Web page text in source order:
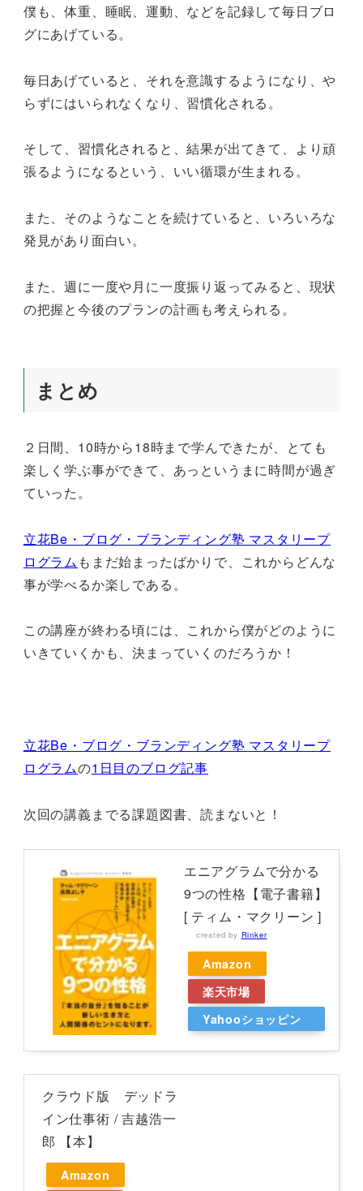
僕も、体重、睡眠、運動、などを記録して毎日ブロ
グにあげている。
毎日あげていると、それを意識するようになり、や
らずにはいられなくなり、習慣化される。
そして、習慣化されると、結果が出てきて、より頑
張るようになるという、いい循環が生まれる。
また、そのようなことを続けていると、いろいろな
発見があり面白い。
また、週に一度や月に一度振り返ってみると、現状
の把握と今後のプランの計画も考えられる。
まとめ
２日間、10時から18時まで学んできたが、とても
楽しく学ぶ事ができて、あっというまに時間が過ぎ
ていった。
立花Be・ブログ・ブランディング塾 マスタリープ
ログラム もまだ始まったばかりで、これからどんな
事が学べるか楽しである。
この講座が終わる頃には、これから僕がどのように
いきていくかも、決まっていくのだろうか！
立花Be・ブログ・ブランディング塾 マスタリープ
ログラムの1日目のブログ記事
次回の講義までる課題図書、読まないと！
エニアグラムで分かる
9つの性格【電子書籍】
[ ティム・マクリーン ]
created by Rinker
Amazon
楽天市場
Yahooショッピン
クラウド版 デッドラ
イン仕事術 / 吉越浩一
郎 【本】
Amazon